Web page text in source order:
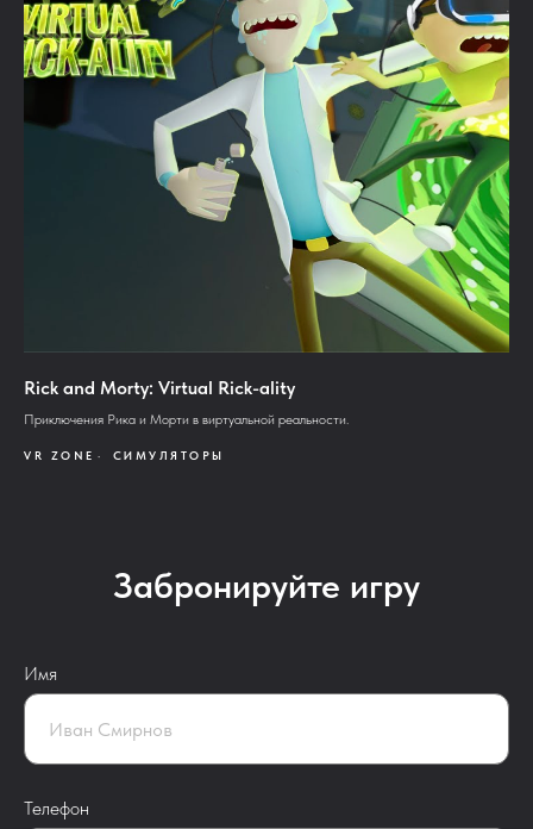
Rick and Morty: Virtual Rick-ality
Приключения Рика и Морти в виртуальной реальности.
VR ZONE СИМУЛЯТОРЫ
Забронируйте игру
Имя
Телефон